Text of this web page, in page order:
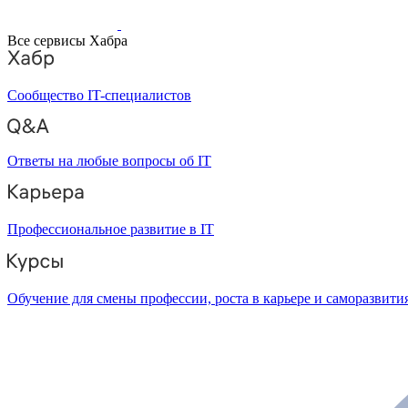
Все сервисы Хабра
Сообщество IT-специалистов
Ответы на любые вопросы об IT
Профессиональное развитие в IT
Обучение для смены профессии, роста в карьере и